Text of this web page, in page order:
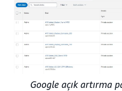
Google açık artırma